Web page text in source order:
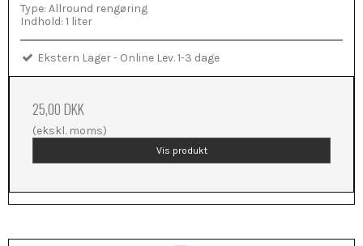
Type: Allround rengøring
Indhold: 1 liter
Ekstern Lager - Online Lev. 1-3 dage
25,00 DKK
(ekskl. moms)
Vis produkt